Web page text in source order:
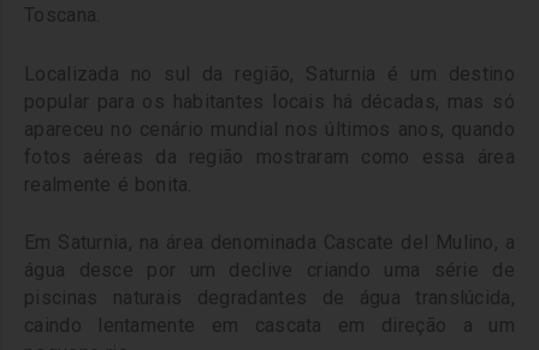
Toscana.
Localizada no sul da região, Saturnia é um destino
popular para os habitantes locais há décadas, mas só
apareceu no cenário mundial nos últimos anos, quando
fotos aéreas da região mostraram como essa área
realmente é bonita.
Em Saturnia, na área denominada Cascate del Mulino, a
água desce por um declive criando uma série de
piscinas naturais degradantes de água translúcida,
caindo lentamente em cascata em direção a um